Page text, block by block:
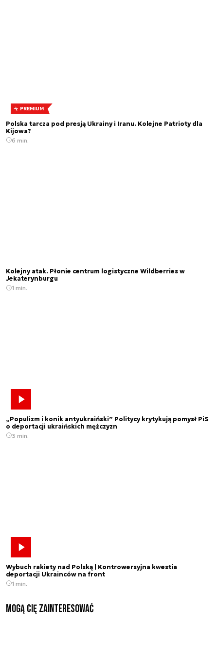
PREMIUM
Polska tarcza pod presją Ukrainy i Iranu. Kolejne Patrioty dla
Kijowa?
6 min.
Kolejny atak. Płonie centrum logistyczne Wildberries w
Jekaterynburgu
1 min.
„Populizm i konik antyukraiński” Politycy krytykują pomysł PiS
o deportacji ukraińskich mężczyzn
3 min.
Wybuch rakiety nad Polską | Kontrowersyjna kwestia
deportacji Ukrainców na front
1 min.
Mogą Cię zainteresować